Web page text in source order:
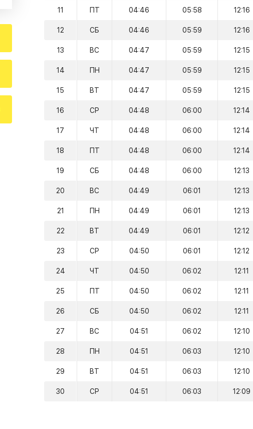
11 ПТ 04:46 05:58 12:16
12 СБ 04:46 05:59 12:16
13 ВС 04:47 05:59 12:15
14 ПН 04:47 05:59 12:15
15 ВТ 04:47 05:59 12:15
16 СР 04:48 06:00 12:14
17 ЧТ 04:48 06:00 12:14
18 ПТ 04:48 06:00 12:14
19 СБ 04:48 06:00 12:13
20 ВС 04:49 06:01 12:13
21 ПН 04:49 06:01 12:13
22 ВТ 04:49 06:01 12:12
23 СР 04:50 06:01 12:12
24 ЧТ 04:50 06:02 12:11
25 ПТ 04:50 06:02 12:11
26 СБ 04:50 06:02 12:11
27 ВС 04:51 06:02 12:10
28 ПН 04:51 06:03 12:10
29 ВТ 04:51 06:03 12:10
30 СР 04:51 06:03 12:09